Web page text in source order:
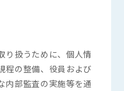
り扱うために、個人情
程の整備、役員および
内部監査の実施等を通